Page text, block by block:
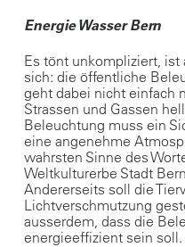
Energie Wasser Bern
Es tönt unkompliziert,
sich: die öffentliche
geht dabei nicht einfach
Strassen und Gassen
Beleuchtung muss ein
eine angenehme
wahrsten Sinne des
Weltkulturerbe Stadt
Andererseits soll die
Lichtverschmutzung
ausserdem, dass die
energieeffizient sein soll.